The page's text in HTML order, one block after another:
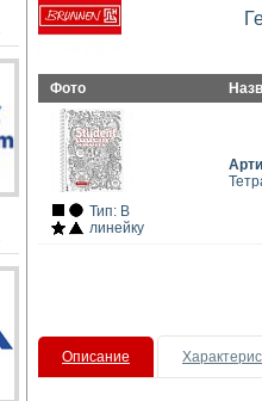
Фото
Тип: В
линейку
Описание